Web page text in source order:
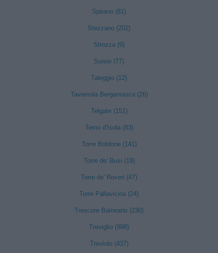
Spirano (81)
Stezzano (202)
Strozza (9)
Suisio (77)
Taleggio (12)
Tavernola Bergamasca (26)
Telgate (151)
Terno d'Isola (83)
Torre Boldone (141)
Torre de' Busi (19)
Torre de' Roveri (47)
Torre Pallavicina (24)
Trescore Balneario (230)
Treviglio (898)
Treviolo (437)